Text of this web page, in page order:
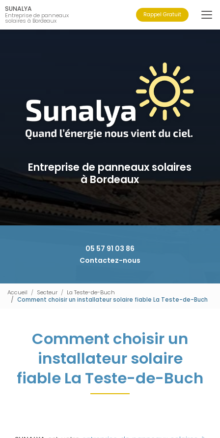
Aller
au
contenu
principal
SUNALYA
Entreprise de panneaux
solaires à Bordeaux
Rappel Gratuit
Entreprise de panneaux solaires
à Bordeaux
05 57 91 03 86
Contactez-nous
Accueil Secteur
La Teste-de-Buch
Comment choisir un installateur solaire fiable La Teste-de-Buch
Comment choisir un
installateur solaire
fiable La Teste-de-Buch